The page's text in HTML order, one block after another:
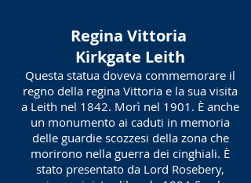
Regina Vittoria
Kirkgate Leith
Questa statua doveva commemorare il
regno della regina Vittoria e la sua visita
a Leith nel 1842. Morì nel 1901. È anche
un monumento ai caduti in memoria
delle guardie scozzesi della zona che
morirono nella guerra dei cinghiali. È
stato presentato da Lord Rosebery,